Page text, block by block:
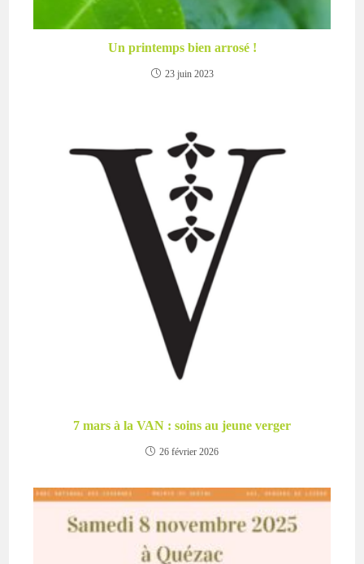
Un printemps bien arrosé !
23 juin 2023
7 mars à la VAN : soins au jeune verger
26 février 2026